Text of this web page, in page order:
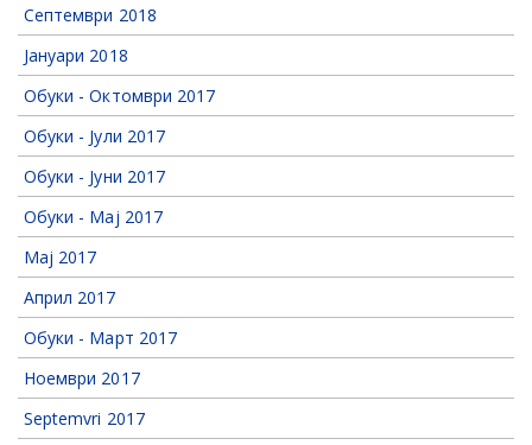
Септември 2018
Јануари 2018
Обуки - Октомври 2017
Обуки - Јули 2017
Обуки - Јуни 2017
Обуки - Мај 2017
Мај 2017
Април 2017
Обуки - Март 2017
Ноември 2017
Septemvri 2017